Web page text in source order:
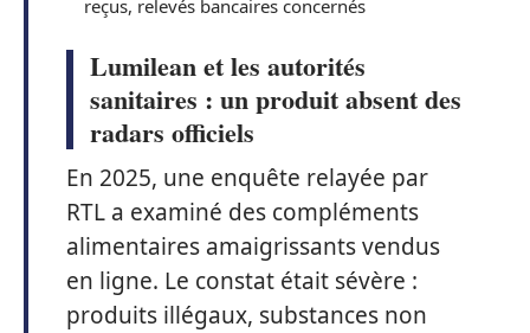
reçus, relevés bancaires concernés
Lumilean et les autorités
sanitaires : un produit absent des
radars officiels
En 2025, une enquête relayée par
RTL a examiné des compléments
alimentaires amaigrissants vendus
en ligne. Le constat était sévère :
produits illégaux, substances non